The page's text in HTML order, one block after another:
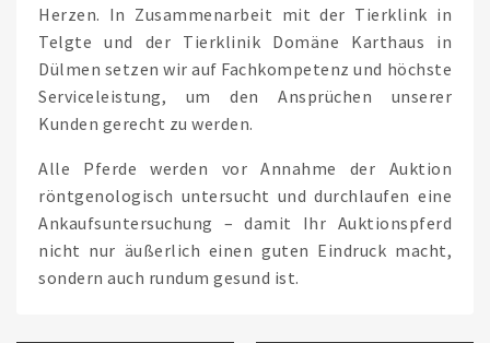
Herzen. In Zusammenarbeit mit der Tierklink in
Telgte und der Tierklinik Domäne Karthaus in
Dülmen setzen wir auf Fachkompetenz und höchste
Serviceleistung, um den Ansprüchen unserer
Kunden gerecht zu werden.
Alle Pferde werden vor Annahme der Auktion
röntgenologisch untersucht und durchlaufen eine
Ankaufsuntersuchung – damit Ihr Auktionspferd
nicht nur äußerlich einen guten Eindruck macht,
sondern auch rundum gesund ist.